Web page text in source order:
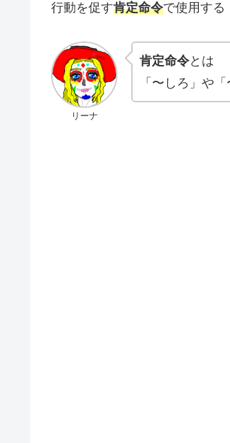
行動を促す肯定命令で使用する
リーナ
肯定命令とは
「〜しろ」や